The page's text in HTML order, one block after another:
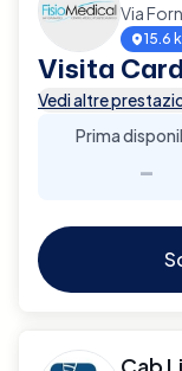
Via
15.6
Visita
Vedi altre
Prima
-
Cab